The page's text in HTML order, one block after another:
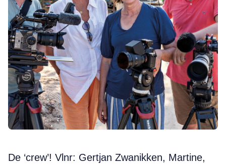
De ‘crew’! Vlnr: Gertjan Zwanikken, Martine,